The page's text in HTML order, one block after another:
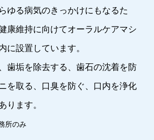
ゆる病気のきっかけにもなるた
康維持に向けてオーラルケアマシ
に設置しています。
歯垢を除去する、歯石の沈着を防
を取る、口臭を防ぐ、口内を浄化
ります。
所のみ